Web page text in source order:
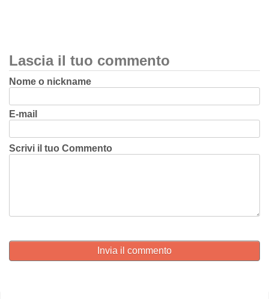
Lascia il tuo commento
Nome o nickname
E-mail
Scrivi il tuo Commento
Invia il commento